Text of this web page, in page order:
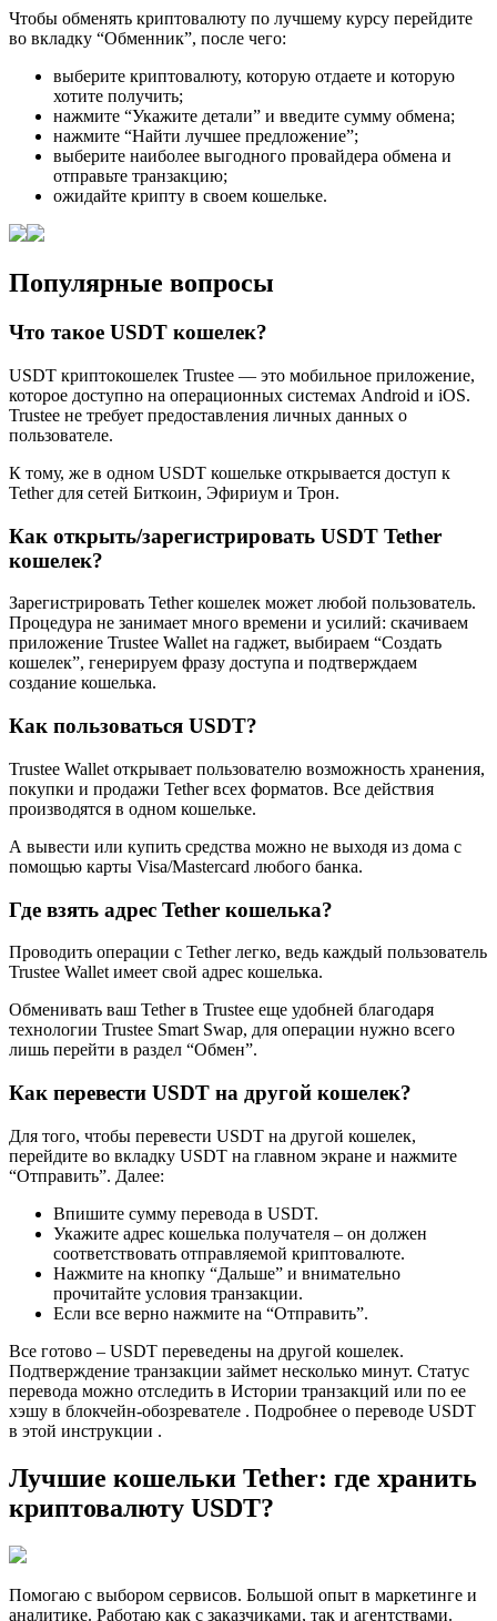
Чтобы обменять криптовалюту по лучшему курсу перейдите
во вкладку “Обменник”, после чего:
выберите криптовалюту, которую отдаете и которую
хотите получить;
нажмите “Укажите детали” и введите сумму обмена;
нажмите “Найти лучшее предложение”;
выберите наиболее выгодного провайдера обмена и
отправьте транзакцию;
ожидайте крипту в своем кошельке.
Популярные вопросы
Что такое USDT кошелек?
USDT криптокошелек Trustee — это мобильное приложение,
которое доступно на операционных системах Android и iOS.
Trustee не требует предоставления личных данных о
пользователе.
К тому, же в одном USDT кошельке открывается доступ к
Tether для сетей Биткоин, Эфириум и Трон.
Как открыть/зарегистрировать USDT Tether
кошелек?
Зарегистрировать Tether кошелек может любой пользователь.
Процедура не занимает много времени и усилий: скачиваем
приложение Trustee Wallet на гаджет, выбираем “Создать
кошелек”, генерируем фразу доступа и подтверждаем
создание кошелька.
Как пользоваться USDT?
Trustee Wallet открывает пользователю возможность хранения,
покупки и продажи Tether всех форматов. Все действия
производятся в одном кошельке.
А вывести или купить средства можно не выходя из дома с
помощью карты Visa/Mastercard любого банка.
Где взять адрес Tether кошелька?
Проводить операции с Tether легко, ведь каждый пользователь
Trustee Wallet имеет свой адрес кошелька.
Обменивать ваш Tether в Trustee еще удобней благодаря
технологии Trustee Smart Swap, для операции нужно всего
лишь перейти в раздел “Обмен”.
Как перевести USDT на другой кошелек?
Для того, чтобы перевести USDT на другой кошелек,
перейдите во вкладку USDT на главном экране и нажмите
“Отправить”. Далее:
Впишите сумму перевода в USDT.
Укажите адрес кошелька получателя – он должен
соответствовать отправляемой криптовалюте.
Нажмите на кнопку “Дальше” и внимательно
прочитайте условия транзакции.
Если все верно нажмите на “Отправить”.
Все готово – USDT переведены на другой кошелек.
Подтверждение транзакции займет несколько минут. Статус
перевода можно отследить в Истории транзакций или по ее
хэшу в блокчейн-обозревателе . Подробнее о переводе USDT
в этой инструкции .
Лучшие кошельки Tether: где хранить
криптовалюту USDT?
Помогаю с выбором сервисов. Большой опыт в маркетинге и
аналитике. Работаю как с заказчиками, так и агентствами.